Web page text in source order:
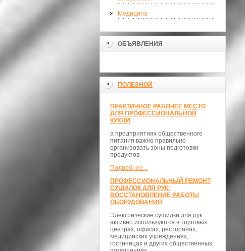
Медицина
ОБЪЯВЛЕНИЯ
ПОЛЕЗНОЙ
ПРАКТИЧНОЕ РАБОЧЕЕ МЕСТО
ДЛЯ ПРОФЕССИОНАЛЬНОЙ
КУХНИ
а предприятиях общественного
питания важно правильно
организовать зоны подготовки
продуктов.
Подробнее...
ПРОФЕССИОНАЛЬНЫЙ РЕМОНТ
СУШИЛОК ДЛЯ РУК:
ВОССТАНОВЛЕНИЕ РАБОТЫ
ОБОРУДОВАНИЯ
Электрические сушилки для рук
активно используются в торговых
центрах, офисах, ресторанах,
медицинских учреждениях,
гостиницах и других общественных